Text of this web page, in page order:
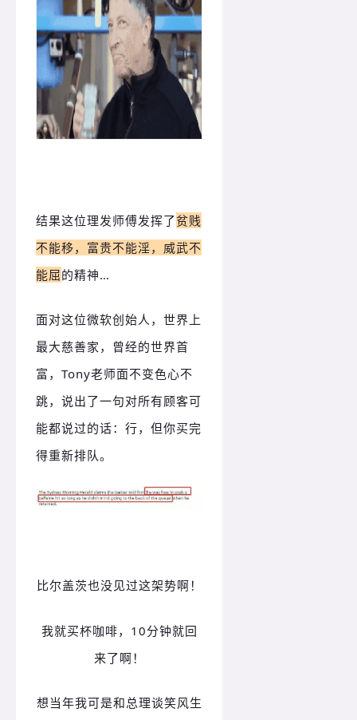
结果这位理发师傅发挥了 贫贱
不能移，富贵不能淫，威武不
能屈的精神…
面对这位微软创始人，世界上
最大慈善家，曾经的世界首
富，Tony老师面不变色心不
跳，说出了一句对所有顾客可
能都说过的话：行，但你买完
得重新排队。
比尔盖茨也没见过这架势啊！
我就买杯咖啡，10分钟就回
来了啊！
想当年我可是和总理谈笑风生